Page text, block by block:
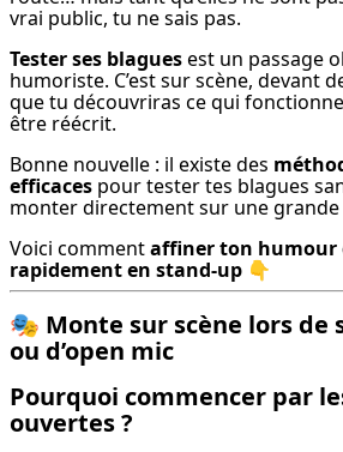
vrai public, tu ne sais pas.
Tester ses blagues est un passage
humoriste. C’est sur scène, devant
que tu découvriras ce qui
être réécrit.
Bonne nouvelle : il existe des
efficaces pour tester tes blagues
monter directement sur une grande
Voici comment affiner ton humour
rapidement en stand-up 👇
🎭 Monte sur scène lors de
ou d’open mic
Pourquoi commencer par
ouvertes ?